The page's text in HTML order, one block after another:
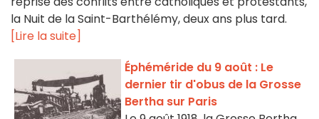
la Nuit de la Saint-Barthélémy, deux ans plus tard.
[Lire la suite]
Éphéméride du 9 août : Le
dernier tir d'obus de la Grosse
Bertha sur Paris